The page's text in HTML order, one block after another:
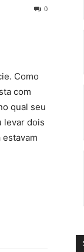
0
Como
com
qual seu
levar dois